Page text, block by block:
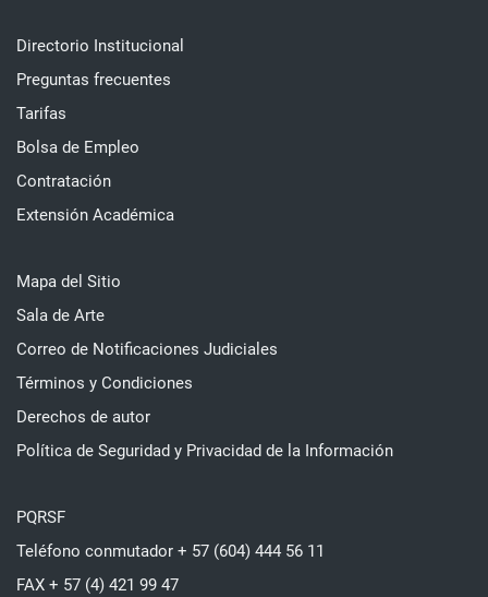
Directorio Institucional
Preguntas frecuentes
Tarifas
Bolsa de Empleo
Contratación
Extensión Académica
Mapa del Sitio
Sala de Arte
Correo de Notificaciones Judiciales
Términos y Condiciones
Derechos de autor
Política de Seguridad y Privacidad de la Información
PQRSF
Teléfono conmutador + 57 (604) 444 56 11
FAX + 57 (4) 421 99 47